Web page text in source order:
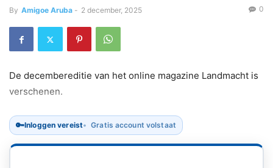
By Amigoe Aruba - 2 december, 2025 0
De decembereditie van het online magazine Landmacht is
verschenen.
🔑Inloggen vereist Gratis account volstaat